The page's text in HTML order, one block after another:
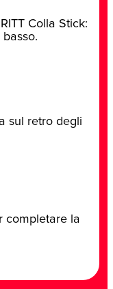
Colla Stick:
sul retro degli
completare la